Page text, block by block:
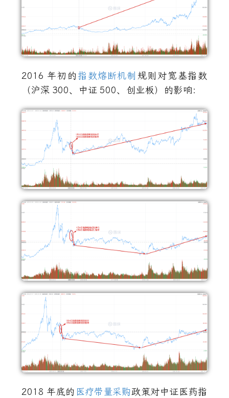
2016 年初的指数熔断机制 规则对宽基指数
（沪深 300、中证 500、创业板）的影响：
2018 年底的 医疗带量采购政策对中证医药指